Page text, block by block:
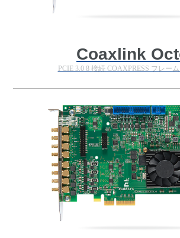
Coaxlink
PCIE 3.0 8 接続 COAXPRESS フレー